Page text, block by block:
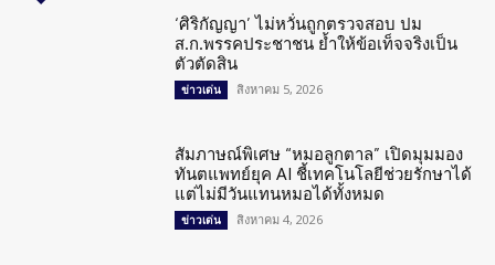
‘ศิริกัญญา’ ไม่หวั่นถูกตรวจสอบ ปม
ส.ก.พรรคประชาชน ย้ำให้ข้อเท็จจริงเป็น
ตัวตัดสิน
ข่าวเด่น สิงหาคม 5, 2026
สัมภาษณ์พิเศษ “หมอลูกตาล” เปิดมุมมอง
ทันตแพทย์ยุค AI ชี้เทคโนโลยีช่วยรักษาได้
แต่ไม่มีวันแทนหมอได้ทั้งหมด
ข่าวเด่น สิงหาคม 4, 2026